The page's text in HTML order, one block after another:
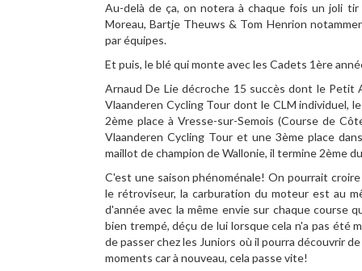
Au-delà de ça, on notera à chaque fois un joli tir
Moreau, Bartje Theuws & Tom Henrion
par équipes.
Et puis, le blé qui monte avec les Cadets 1ère
Arnaud De Lie décroche 15 succès dont le Petit
Vlaanderen Cycling Tour dont le CLM individuel,
2ème place à Vresse-sur-Semois (Course de
Vlaanderen Cycling Tour et une 3ème place
maillot de champion de Wallonie, il termine 2ème
C'est une saison phénoménale! On pourrait
le rétroviseur, la carburation du moteur est au
d'année avec la même envie sur chaque course
bien trempé, déçu de lui lorsque cela n'a pas été
de passer chez les Juniors où il pourra découvrir
moments car à nouveau, cela passe vite!